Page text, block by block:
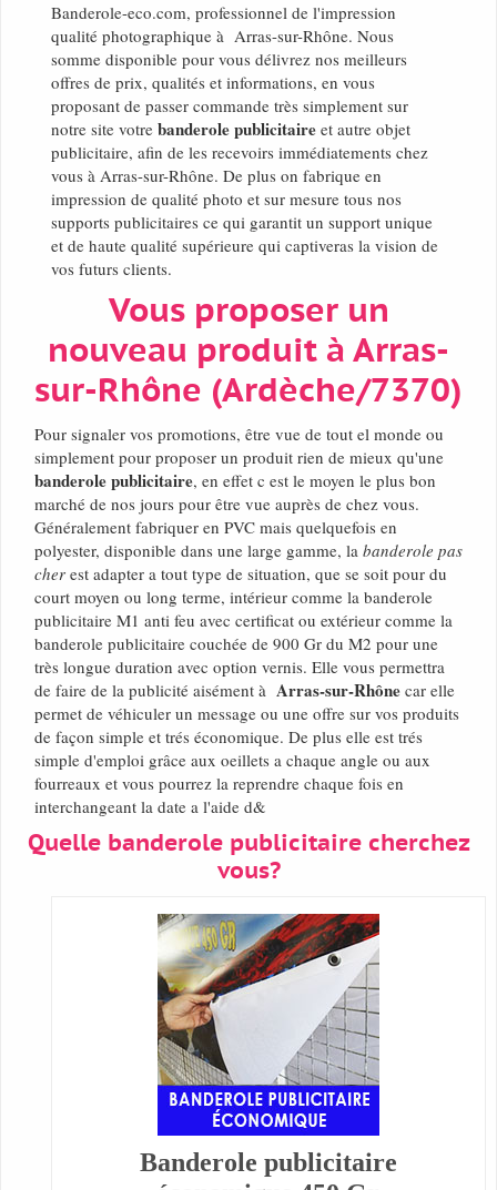
Banderole-eco.com, professionnel de l'impression
qualité photographique à Arras-sur-Rhône. Nous
somme disponible pour vous délivrez nos meilleurs
offres de prix, qualités et informations, en vous
proposant de passer commande très simplement sur
notre site votre banderole publicitaire et autre objet
publicitaire, afin de les recevoirs immédiatements chez
vous à Arras-sur-Rhône. De plus on fabrique en
impression de qualité photo et sur mesure tous nos
supports publicitaires ce qui garantit un support unique
et de haute qualité supérieure qui captiveras la vision de
vos futurs clients.
Vous proposer un
nouveau produit à Arras-
sur-Rhône (Ardèche/7370)
Pour signaler vos promotions, être vue de tout el monde ou
simplement pour proposer un produit rien de mieux qu'une
banderole publicitaire, en effet c est le moyen le plus bon
marché de nos jours pour être vue auprès de chez vous.
Généralement fabriquer en PVC mais quelquefois en
polyester, disponible dans une large gamme, la banderole pas
cher est adapter a tout type de situation, que se soit pour du
court moyen ou long terme, intérieur comme la banderole
publicitaire M1 anti feu avec certificat ou extérieur comme la
banderole publicitaire couchée de 900 Gr du M2 pour une
très longue duration avec option vernis. Elle vous permettra
de faire de la publicité aisément à Arras-sur-Rhône car elle
permet de véhiculer un message ou une offre sur vos produits
de façon simple et trés économique. De plus elle est trés
simple d'emploi grâce aux oeillets a chaque angle ou aux
fourreaux et vous pourrez la reprendre chaque fois en
interchangeant la date a l'aide d&
Quelle banderole publicitaire cherchez
vous?
Banderole publicitaire